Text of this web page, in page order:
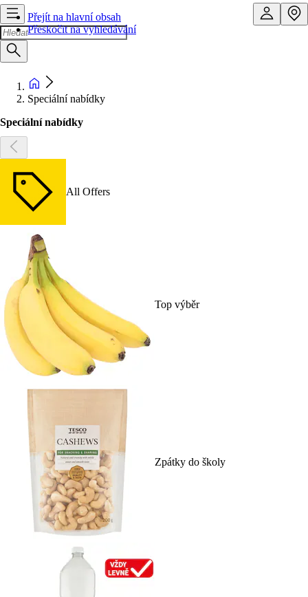
Přejít na hlavní obsah
Přeskočit na vyhledávání
Speciální nabídky
Speciální nabídky
All Offers
Top výběr
Zpátky do školy